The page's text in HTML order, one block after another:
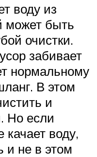
воду из
может быть
очистки.
забивает
нормальному
В этом
и
Но если
качает воду,
и не в этом